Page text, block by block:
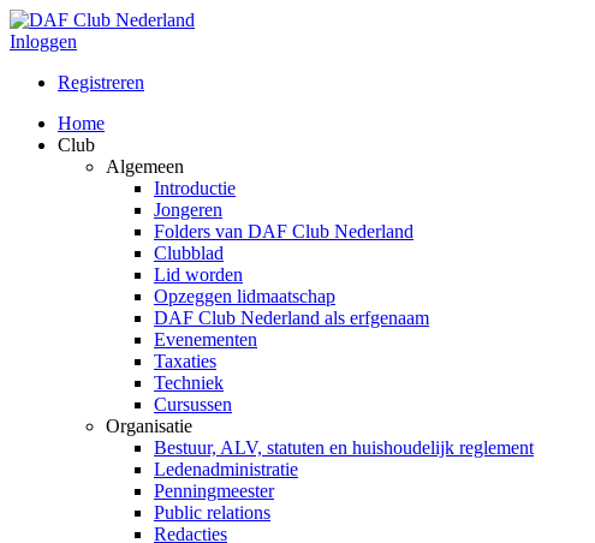
Inloggen
Registreren
Home
Club
Algemeen
Introductie
Jongeren
Folders van DAF Club Nederland
Clubblad
Lid worden
Opzeggen lidmaatschap
DAF Club Nederland als erfgenaam
Evenementen
Taxaties
Techniek
Cursussen
Organisatie
Bestuur, ALV, statuten en huishoudelijk reglement
Ledenadministratie
Penningmeester
Public relations
Redacties